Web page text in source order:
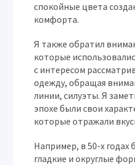
спокойные цвета
комфорта.
Я также обратил
которые
с интересом
одежду, обращая
линии, силуэты. Я
эпохе были свои
которые отражали
Например, в 50-х годах
гладкие и округлые